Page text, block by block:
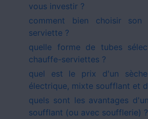
vous investir ?
comment bien choisir son
serviette ?
quelle forme de tubes
chauffe-serviettes ?
quel est le prix d'un
électrique, mixte soufflant et
quels sont les avantages
soufflant (ou avec soufflerie) ?